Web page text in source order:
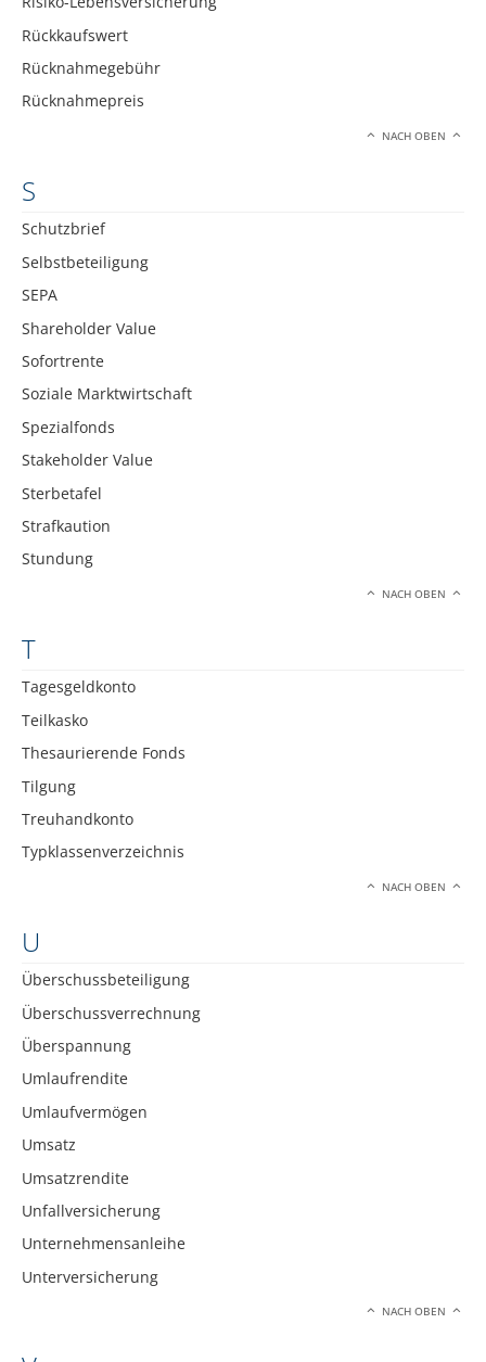
Rückkaufswert
Rücknahmegebühr
Rücknahmepreis
NACH OBEN
S
Schutzbrief
Selbstbeteiligung
SEPA
Shareholder Value
Sofortrente
Soziale Marktwirtschaft
Spezialfonds
Stakeholder Value
Sterbetafel
Strafkaution
Stundung
NACH OBEN
T
Tagesgeldkonto
Teilkasko
Thesaurierende Fonds
Tilgung
Treuhandkonto
Typklassenverzeichnis
NACH OBEN
U
Überschussbeteiligung
Überschussverrechnung
Überspannung
Umlaufrendite
Umlaufvermögen
Umsatz
Umsatzrendite
Unfallversicherung
Unternehmensanleihe
Unterversicherung
NACH OBEN